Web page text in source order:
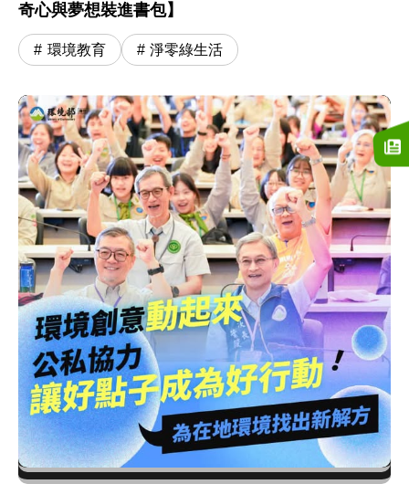
奇心與夢想裝進書包】
環境教育 淨零綠生活